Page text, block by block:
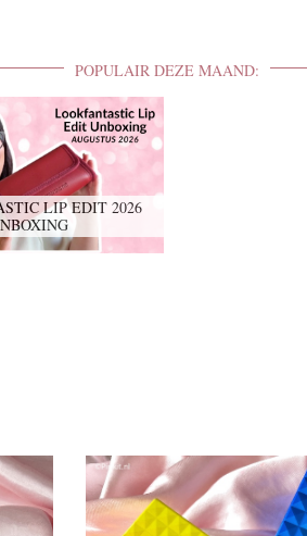
POPULAIR DEZE MAAND:
LIP EDIT 2026